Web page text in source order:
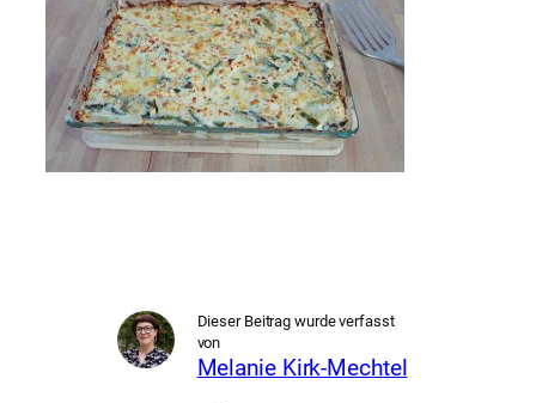
Dieser Beitrag wurde verfasst
von
Melanie Kirk-Mechtel